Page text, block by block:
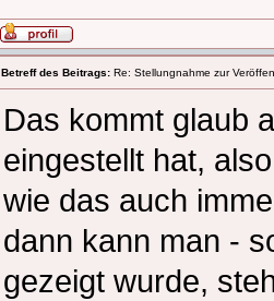
Betreff des Beitrags: Re: Stellungnahme zur
Das kommt glaub
eingestellt hat,
wie das auch
dann kann man -
gezeigt wurde,